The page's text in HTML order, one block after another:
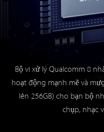
Bộ vi xử lý Qualcomm 8
hoạt động mạnh mẽ và
lên 256GB) cho bạn bộ
chụp, nhạc